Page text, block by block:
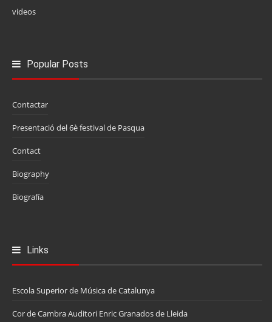
videos
Popular Posts
Contactar
Presentació del 6è festival de Pasqua
Contact
Biography
Biografía
Links
Escola Superior de Música de Catalunya
Cor de Cambra Auditori Enric Granados de Lleida